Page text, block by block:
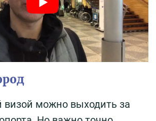
визой можно выходить за